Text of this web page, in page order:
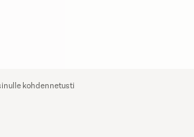
kohdennetusti